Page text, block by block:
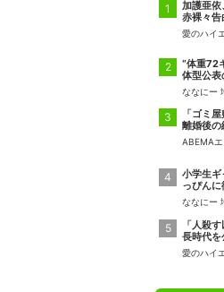
加護亜依
赤裸々告
愛のハイ
“体重72
体型公表
ななにー
「ゴミ
離婚後の
ABEMAエ
小学生ギ
っぴんに
ななにー
「人殺
長時代を
愛のハイ